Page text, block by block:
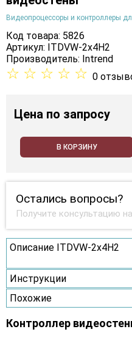
Видеопроцессоры и контроллеры
Код товара: 5826
Артикул: ITDVW-2x4H2
Производитель: Intrend
☆ ☆ ☆ ☆ ☆ 0
Цена по запросу
В КОРЗИНУ
Остались вопросы?
Получите консультацию
Описание ITDVW-2x4H2
Инструкции
Похожие
Контроллер